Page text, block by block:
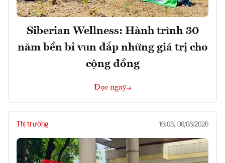
Siberian Wellness: Hành trình 30
năm bền bỉ vun đắp những giá trị cho
cộng đồng
Đọc ngay
Thị trường 16:03, 06/08/2026